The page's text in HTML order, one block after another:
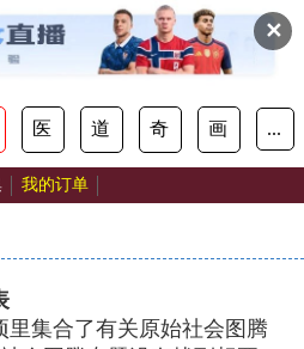
✕
医 道 奇 画 ...
我的订单
里集合了有关原始社会图腾